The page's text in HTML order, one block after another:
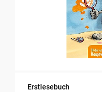
Erstlesebuch